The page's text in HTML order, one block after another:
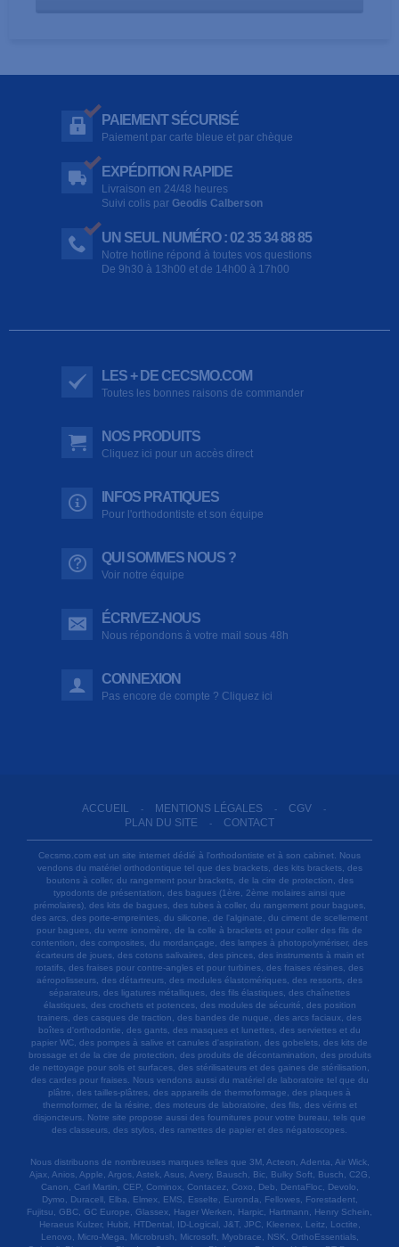
PAIEMENT SÉCURISÉ
Paiement par carte bleue et par chèque
EXPÉDITION RAPIDE
Livraison en 24/48 heures
Suivi colis par Geodis Calberson
UN SEUL NUMÉRO : 02 35 34 88 85
Notre hotline répond à toutes vos questions
De 9h30 à 13h00 et de 14h00 à 17h00
LES + DE CECSMO.COM
Toutes les bonnes raisons de commander
NOS PRODUITS
Cliquez ici pour un accès direct
INFOS PRATIQUES
Pour l'orthodontiste et son équipe
QUI SOMMES NOUS ?
Voir notre équipe
ÉCRIVEZ-NOUS
Nous répondons à votre mail sous 48h
CONNEXION
Pas encore de compte ? Cliquez ici
ACCUEIL - MENTIONS LÉGALES - CGV -
PLAN DU SITE - CONTACT
Cecsmo.com est un site internet dédié à l'orthodontiste et à son cabinet. Nous
vendons du matériel orthodontique tel que des brackets, des kits brackets, des
boutons à coller, du rangement pour brackets, de la cire de protection, des
typodonts de présentation, des bagues (1ère, 2ème molaires ainsi que
prémolaires), des kits de bagues, des tubes à coller, du rangement pour bagues,
des arcs, des porte-empreintes, du silicone, de l'alginate, du ciment de scellement
pour bagues, du verre ionomère, de la colle à brackets et pour coller des fils de
contention, des composites, du mordançage, des lampes à photopolymériser, des
écarteurs de joues, des cotons salivaires, des pinces, des instruments à main et
rotatifs, des fraises pour contre-angles et pour turbines, des fraises résines, des
aéropolisseurs, des détartreurs, des modules élastomériques, des ressorts, des
séparateurs, des ligatures métalliques, des fils élastiques, des chaînettes
élastiques, des crochets et potences, des modules de sécurité, des position
trainers, des casques de traction, des bandes de nuque, des arcs faciaux, des
boîtes d'orthodontie, des gants, des masques et lunettes, des serviettes et du
papier WC, des pompes à salive et canules d'aspiration, des gobelets, des kits de
brossage et de la cire de protection, des produits de décontamination, des produits
de nettoyage pour sols et surfaces, des stérilisateurs et des gaines de stérilisation,
des cardes pour fraises. Nous vendons aussi du matériel de laboratoire tel que du
plâtre, des tailles-plâtres, des appareils de thermoformage, des plaques à
thermoformer, de la résine, des moteurs de laboratoire, des fils, des vérins et
disjoncteurs. Notre site propose aussi des fournitures pour votre bureau, tels que
des classeurs, des stylos, des ramettes de papier et des négatoscopes.
Nous distribuons de nombreuses marques telles que 3M, Acteon, Adenta, Air Wick,
Ajax, Anios, Apple, Argos, Astek, Asus, Avery, Bausch, Bic, Bulky Soft, Busch, C2G,
Canon, Carl Martin, CEP, Cominox, Contacez, Coxo, Deb, DentaFloc, Devolo,
Dymo, Duracell, Elba, Elmex, EMS, Esselte, Euronda, Fellowes, Forestadent,
Fujitsu, GBC, GC Europe, Glassex, Hager Werken, Harpic, Hartmann, Henry Schein,
Heraeus Kulzer, Hubit, HTDental, ID-Logical, J&T, JPC, Kleenex, Leitz, Loctite,
Lenovo, Micro-Mega, Microbrush, Microsoft, Myobrace, NSK, OrthoEssentials,